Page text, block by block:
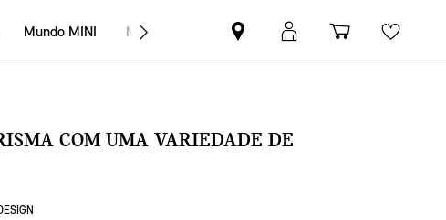
Mundo MINI MINI Empresas
Pesquisar
parceiro
Iniciar
sessão
Carrinho
de
COM UMA VARIEDADE DE